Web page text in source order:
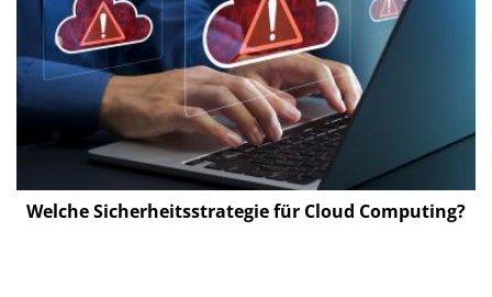
Welche Sicherheitsstrategie für Cloud Computing?